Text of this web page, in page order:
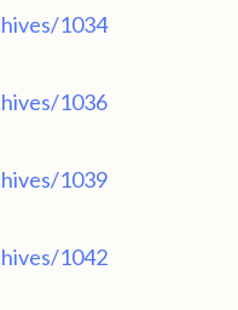
1034
1036
1039
1042